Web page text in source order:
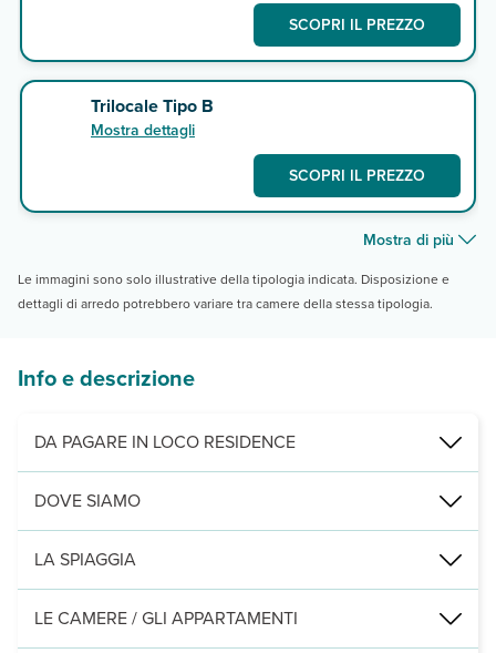
SCOPRI IL PREZZO
Trilocale Tipo B
Mostra dettagli
SCOPRI IL PREZZO
Mostra di più
Le immagini sono solo illustrative della tipologia indicata. Disposizione e
dettagli di arredo potrebbero variare tra camere della stessa tipologia.
Info e descrizione
DA PAGARE IN LOCO RESIDENCE
Servizi obbligatori: consumi settimanali (acqua, luce, gas) €
DOVE SIAMO
a 6,8 km da San Vito lo Capo, a 600 m dalla spiaggia di Makari,
LA SPIAGGIA
a 600 m spiaggia di Makari, di sabbia fra calette rocciose, non
LE CAMERE / GLI APPARTAMENTI